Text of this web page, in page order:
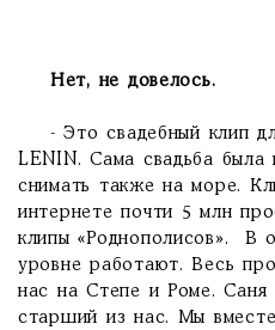
Нет, не довелось.
- Это свадебный клип
LENIN. Сама свадьба была
снимать также на море.
интернете почти 5 млн
клипы «Роднополисов». В
уровне работают. Весь
нас на Степе и Роме.
старший из нас. Мы